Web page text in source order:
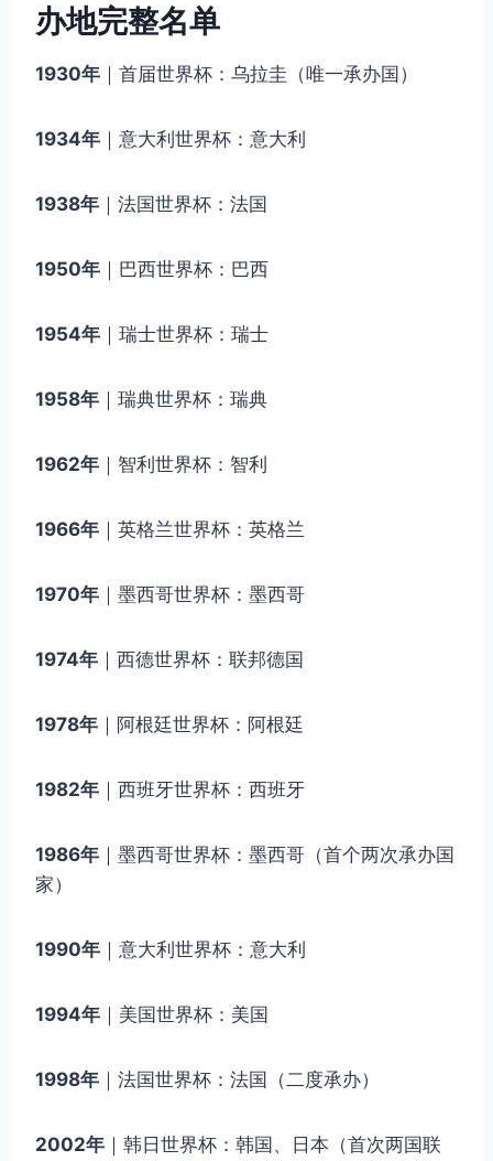
办地完整名单
1930年 ｜首届世界杯：乌拉圭（唯一承办国）
1934年 ｜意大利世界杯：意大利
1938年 ｜法国世界杯：法国
1950年 ｜巴西世界杯：巴西
1954年 ｜瑞士世界杯：瑞士
1958年 ｜瑞典世界杯：瑞典
1962年 ｜智利世界杯：智利
1966年 ｜英格兰世界杯：英格兰
1970年 ｜墨西哥世界杯：墨西哥
1974年 ｜西德世界杯：联邦德国
1978年 ｜阿根廷世界杯：阿根廷
1982年 ｜西班牙世界杯：西班牙
1986年 ｜墨西哥世界杯：墨西哥（首个两次承办国
家）
1990年 ｜意大利世界杯：意大利
1994年 ｜美国世界杯：美国
1998年 ｜法国世界杯：法国（二度承办）
2002年 ｜韩日世界杯：韩国、日本（首次两国联